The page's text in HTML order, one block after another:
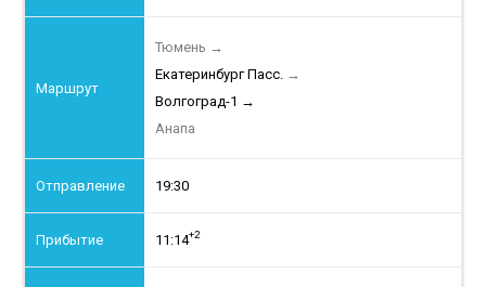
Тюмень →
Екатеринбург Пасс. →
Волгоград-1 →
Анапа
19:30
11:14+2